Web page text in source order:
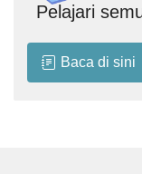
Pelajari
Baca di sini